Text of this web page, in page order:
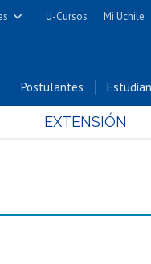
Físicas y Matemáticas
y Farmacéuticas
U-Cursos Mi Uchile
Postulantes
EXTENSIÓN